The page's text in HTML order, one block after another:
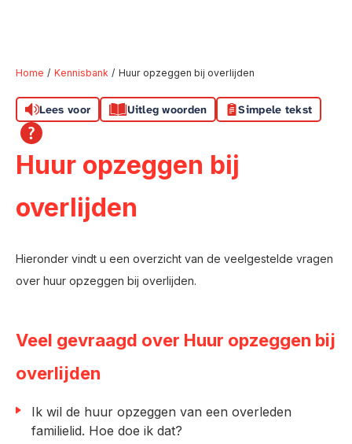
Naar hoofdinhoud
Naar hoofdnavigatiemenu
Naar zoeken
Home Kennisbank Huur opzeggen bij overlijden
Lees voor Uitleg woorden Simpele tekst
Huur opzeggen bij
overlijden
Hieronder vindt u een overzicht van de veelgestelde vragen
over huur opzeggen bij overlijden.
Veel gevraagd over Huur opzeggen bij
overlijden
Ik wil de huur opzeggen van een overleden
familielid. Hoe doe ik dat?